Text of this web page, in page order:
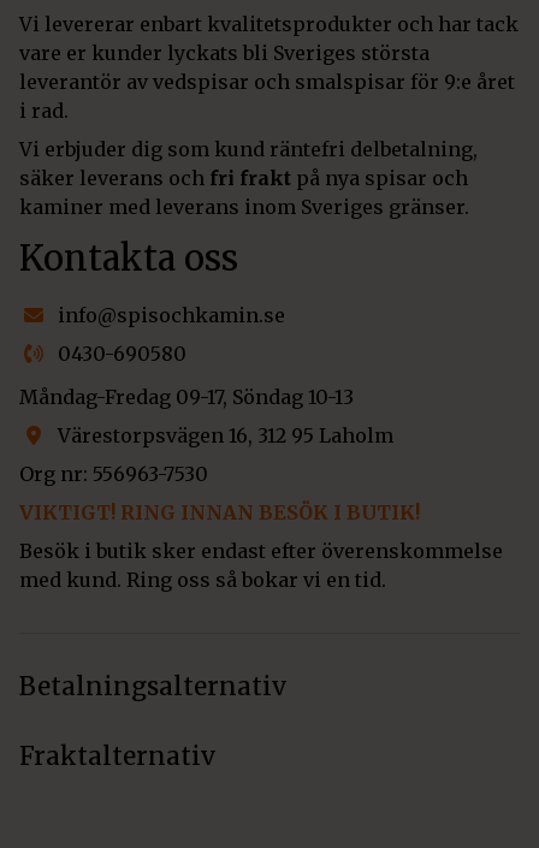
Vi levererar enbart kvalitetsprodukter och har tack
vare er kunder lyckats bli Sveriges största
leverantör av vedspisar och smalspisar för 9:e året
i rad.
Vi erbjuder dig som kund räntefri delbetalning,
säker leverans och fri frakt på nya spisar och
kaminer med leverans inom Sveriges gränser.
Kontakta oss
info@spisochkamin.se
0430-690580
Måndag-Fredag 09-17, Söndag 10-13
Värestorpsvägen 16, 312 95 Laholm
Org nr: 556963-7530
VIKTIGT! RING INNAN BESÖK I BUTIK!
Besök i butik sker endast efter överenskommelse
med kund. Ring oss så bokar vi en tid.
Betalningsalternativ
Fraktalternativ